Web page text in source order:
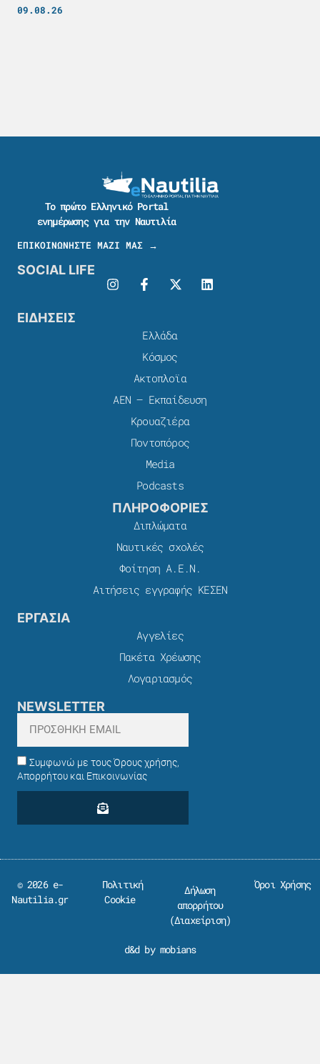
09.08.26
Το πρώτο Ελληνικό Portal
ενημέρωσης για την Ναυτιλία
ΕΠΙΚΟΙΝΩΝΗΣΤΕ ΜΑΖΙ ΜΑΣ →
SOCIAL LIFE
ΕΙΔΗΣΕΙΣ
Ελλάδα
Κόσμος
Ακτοπλοϊα
ΑΕΝ – Εκπαίδευση
Κρουαζιέρα
Ποντοπόρος
Media
Podcasts
ΠΛΗΡΟΦΟΡΙΕΣ
Διπλώματα
Ναυτικές σχολές
Φοίτηση Α.Ε.Ν.
Αιτήσεις εγγραφής ΚΕΣΕΝ
ΕΡΓΑΣΙΑ
Αγγελίες
Πακέτα Χρέωσης​
Λογαριασμός
NEWSLETTER
Συμφωνώ με τους Όρους χρήσης,
Απορρήτου και Επικοινωνίας
© 2026 e-
Nautilia.gr
Πολιτική
Cookie
Δήλωση
απορρήτου
(Διαχείριση)
Όροι Χρήσης
d&d by mobians